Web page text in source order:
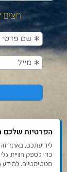
הפרטיות שלכם
כדי לספק חוויית
סטטיסטיים. למידע